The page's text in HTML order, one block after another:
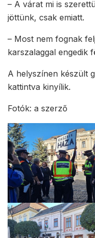
– A várat mi is
jöttünk, csak emiatt.
– Most nem fognak
karszalaggal engedik
A helyszínen készült
kattintva kinyílik.
Fotók: a szerző